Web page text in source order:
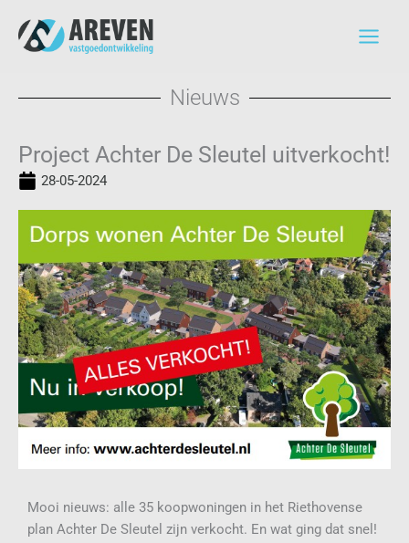
naar
Nieuws
Project Achter De Sleutel uitverkocht!
28-05-2024
Mooi nieuws: alle 35 koopwoningen in het Riethovense
plan Achter De Sleutel zijn verkocht. En wat ging dat snel!